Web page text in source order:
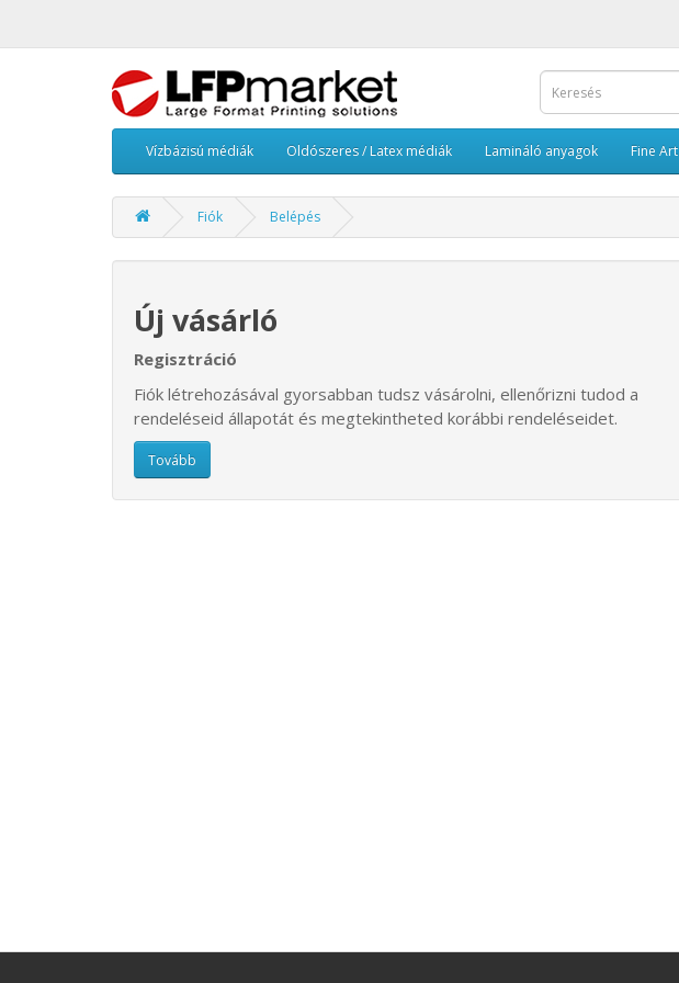
Vízbázisú médiák Oldószeres / Latex médiák Lamináló anyagok Fine Art
Fiók Belépés
Új vásárló
Regisztráció
Fiók létrehozásával gyorsabban tudsz vásárolni, ellenőrizni tudod a
rendeléseid állapotát és megtekintheted korábbi rendeléseidet.
Tovább